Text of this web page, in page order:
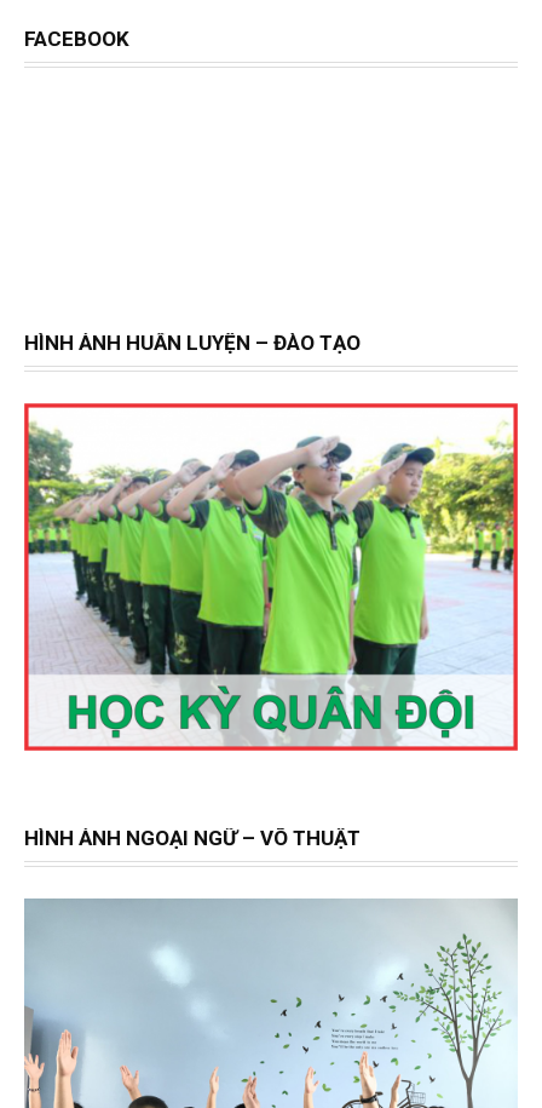
FACEBOOK
HÌNH ẢNH HUẤN LUYỆN – ĐÀO TẠO
HÌNH ẢNH NGOẠI NGỮ – VÕ THUẬT